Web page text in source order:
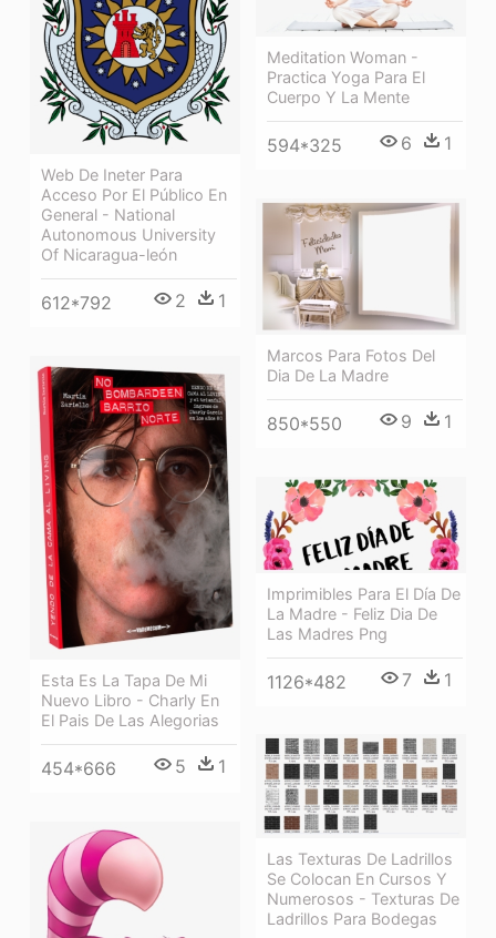
Web De Ineter Para
Acceso Por El Público En
General - National
Autonomous University
Of Nicaragua-león
612*792 2 1
Meditation Woman -
Practica Yoga Para El
Cuerpo Y La Mente
594*325 6 1
Marcos Para Fotos Del
Dia De La Madre
850*550 9 1
Esta Es La Tapa De Mi
Nuevo Libro - Charly En
El Pais De Las Alegorias
454*666 5 1
Imprimibles Para El Día De
La Madre - Feliz Dia De
Las Madres Png
1126*482 7 1
Las Texturas De Ladrillos
Se Colocan En Cursos Y
Numerosos - Texturas De
Ladrillos Para Bodegas